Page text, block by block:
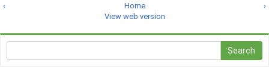
‹ ›
Home
View web version